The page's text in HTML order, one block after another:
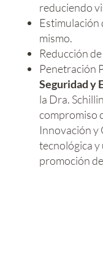
reduciendo
Estimulación
mismo.
Reducción
Penetración
Seguridad y
la Dra.
compromiso
Innovación y
tecnológica y
promoción